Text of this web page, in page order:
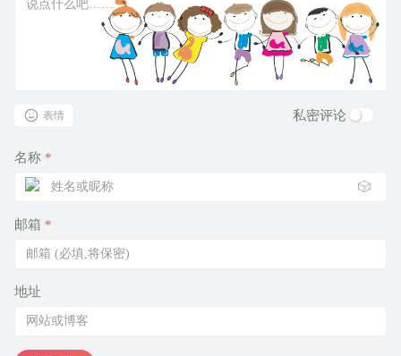
表情 私密评论
名称 *
🎲
邮箱 *
地址